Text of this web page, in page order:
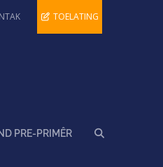
TOELATING
PRE-PRIMÊR